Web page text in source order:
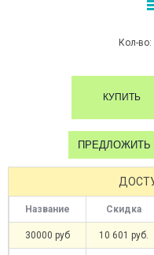
Кол-во:
Название Скидка
30000 руб 10 601 руб.